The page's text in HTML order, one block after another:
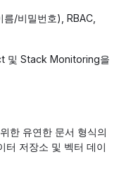
/비밀번호), RBAC,
및 Stack Monitoring을
한 유연한 문서 형식의
터 저장소 및 벡터 데이